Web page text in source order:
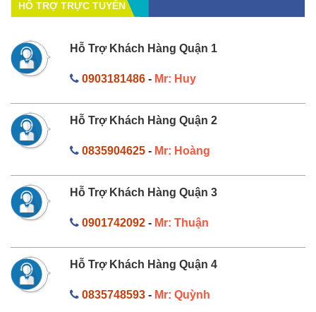
HỔ TRỢ TRỰC TUYẾN
Hỗ Trợ Khách Hàng Quận 1
0903181486- Mr: Huy
Hỗ Trợ Khách Hàng Quận 2
0835904625- Mr: Hoàng
Hỗ Trợ Khách Hàng Quận 3
0901742092- Mr: Thuận
Hỗ Trợ Khách Hàng Quận 4
0835748593- Mr: Quỳnh